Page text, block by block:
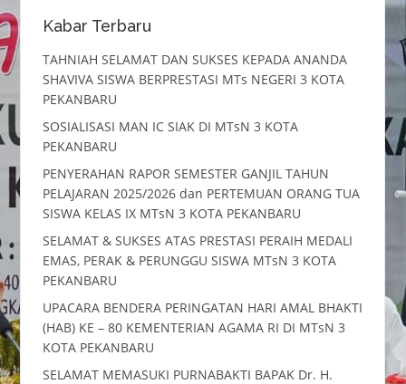
Kabar Terbaru
TAHNIAH SELAMAT DAN SUKSES KEPADA ANANDA
SHAVIVA SISWA BERPRESTASI MTs NEGERI 3 KOTA
PEKANBARU
SOSIALISASI MAN IC SIAK DI MTsN 3 KOTA
PEKANBARU
PENYERAHAN RAPOR SEMESTER GANJIL TAHUN
PELAJARAN 2025/2026 dan PERTEMUAN ORANG TUA
SISWA KELAS IX MTsN 3 KOTA PEKANBARU
SELAMAT & SUKSES ATAS PRESTASI PERAIH MEDALI
EMAS, PERAK & PERUNGGU SISWA MTsN 3 KOTA
PEKANBARU
UPACARA BENDERA PERINGATAN HARI AMAL BHAKTI
(HAB) KE – 80 KEMENTERIAN AGAMA RI DI MTsN 3
KOTA PEKANBARU
SELAMAT MEMASUKI PURNABAKTI BAPAK Dr. H.